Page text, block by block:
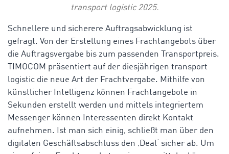
transport logistic 2025.
Schnellere und sicherere Auftragsabwicklung ist
gefragt. Von der Erstellung eines Frachtangebots über
die Auftragsvergabe bis zum passenden Transportpreis.
TIMOCOM präsentiert auf der diesjährigen transport
logistic die neue Art der Frachtvergabe. Mithilfe von
künstlicher Intelligenz können Frachtangebote in
Sekunden erstellt werden und mittels integriertem
Messenger können Interessenten direkt Kontakt
aufnehmen. Ist man sich einig, schließt man über den
digitalen Geschäftsabschluss den ‚Deal‘ sicher ab. Um